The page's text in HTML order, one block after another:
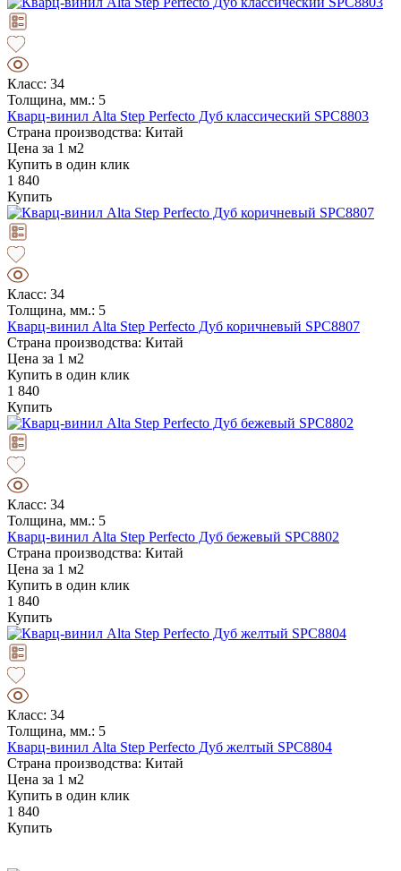
Класс: 34
Толщина, мм.: 5
Кварц-винил Alta Step Perfecto Дуб классический SPC8803
Страна производства: Китай
Цена за 1 м2
Купить в один клик
1 840
Купить
Класс: 34
Толщина, мм.: 5
Кварц-винил Alta Step Perfecto Дуб коричневый SPC8807
Страна производства: Китай
Цена за 1 м2
Купить в один клик
1 840
Купить
Класс: 34
Толщина, мм.: 5
Кварц-винил Alta Step Perfecto Дуб бежевый SPC8802
Страна производства: Китай
Цена за 1 м2
Купить в один клик
1 840
Купить
Класс: 34
Толщина, мм.: 5
Кварц-винил Alta Step Perfecto Дуб желтый SPC8804
Страна производства: Китай
Цена за 1 м2
Купить в один клик
1 840
Купить